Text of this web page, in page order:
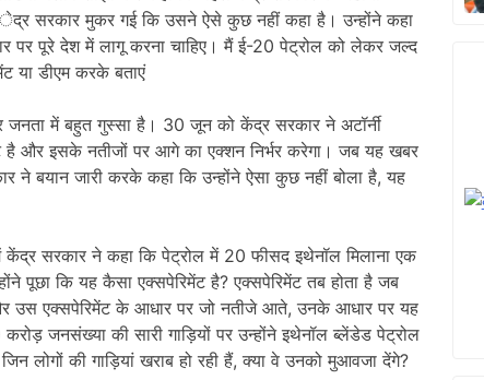
सरकार मुकर गई कि उसने ऐसे कुछ नहीं कहा है। उन्होंने कहा
पर पूरे देश में लागू करना चाहिए। मैं ई-20 पेट्रोल को लेकर जल्द
या डीएम करके बताएं
में बहुत गुस्सा है। 30 जून को केंद्र सरकार ने अटॉर्नी
है और इसके नतीजों पर आगे का एक्शन निर्भर करेगा। जब यह खबर
बयान जारी करके कहा कि उन्होंने ऐसा कुछ नहीं बोला है, यह
केंद्र सरकार ने कहा कि पेट्रोल में 20 फीसद इथेनॉल मिलाना एक
पूछा कि यह कैसा एक्सपेरिमेंट है? एक्सपेरिमेंट तब होता है जब
उस एक्सपेरिमेंट के आधार पर जो नतीजे आते, उनके आधार पर यह
जनसंख्या की सारी गाड़ियों पर उन्होंने इथेनॉल ब्लेंडेड पेट्रोल
की गाड़ियां खराब हो रही हैं, क्या वे उनको मुआवजा देंगे?